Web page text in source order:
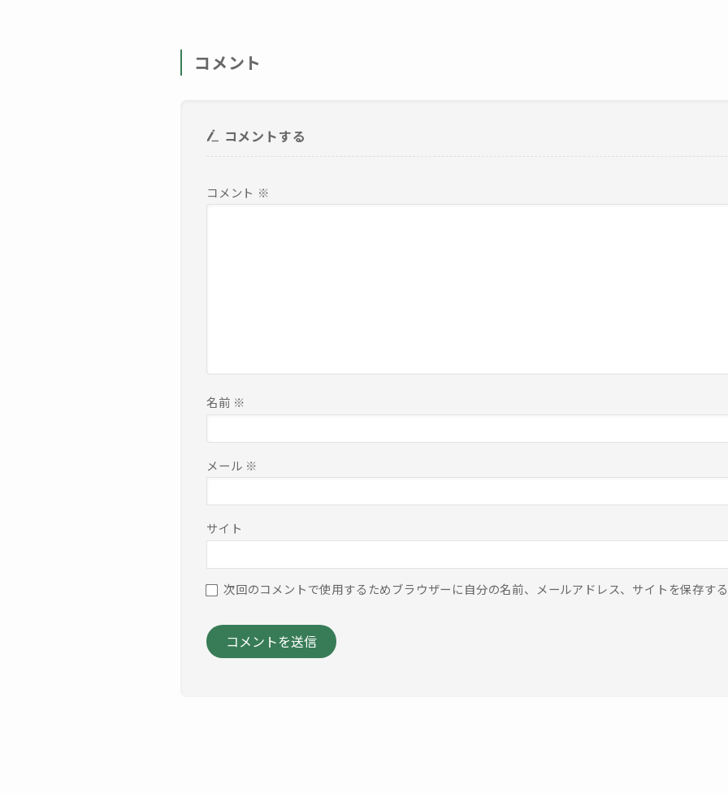
コメント
コメントする
コメント ※
名前 ※
メール ※
サイト
次回のコメントで使用するためブラウザーに自分の名前、メールアドレス、サイトを保存す